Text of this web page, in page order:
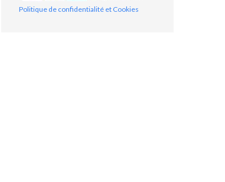
Politique de confidentialité et Cookies